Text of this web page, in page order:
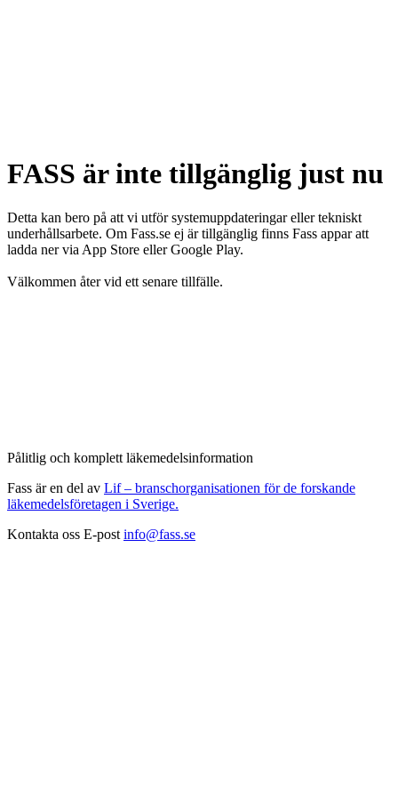
FASS är inte tillgänglig just nu
Detta kan bero på att vi utför systemuppdateringar eller tekniskt
underhållsarbete. Om Fass.se ej är tillgänglig finns Fass appar att
ladda ner via App Store eller Google Play.
Välkommen åter vid ett senare tillfälle.
Pålitlig och komplett läkemedelsinformation
Fass är en del av Lif – branschorganisationen för de forskande
läkemedelsföretagen i Sverige.
Kontakta oss E-post info@fass.se